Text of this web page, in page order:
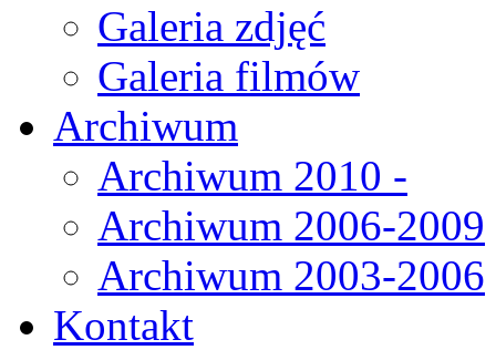
Galeria zdjęć
Galeria filmów
Archiwum
Archiwum 2010 -
Archiwum 2006-2009
Archiwum 2003-2006
Kontakt